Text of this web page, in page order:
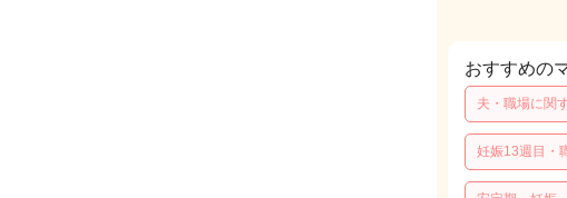
おすすめの
夫・職場に関
妊娠13週目・